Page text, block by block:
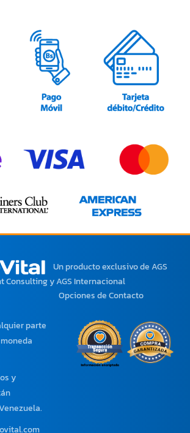
Un producto exclusivode AGS
Consulting y AGS Internacional
Opciones de Contacto
parte
y